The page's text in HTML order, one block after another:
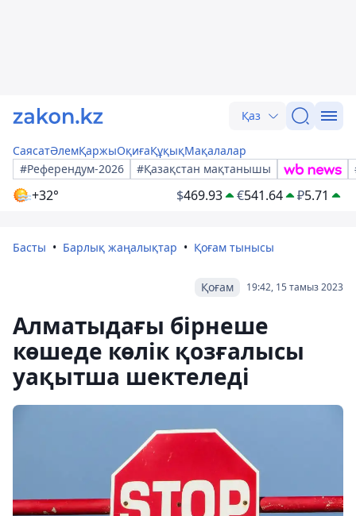
Қаз
СаясатӘлемҚаржыОқиғаҚұқықМақалалар
#Референдум-2026
#Қазақстан мақтанышы
+32° $469.93 €541.64 ₽5.71
Басты Барлық жаңалықтар Қоғам тынысы
19:42, 15 тамыз 2023
Қоғам
Алматыдағы бірнеше
көшеде көлік қозғалысы
уақытша шектеледі